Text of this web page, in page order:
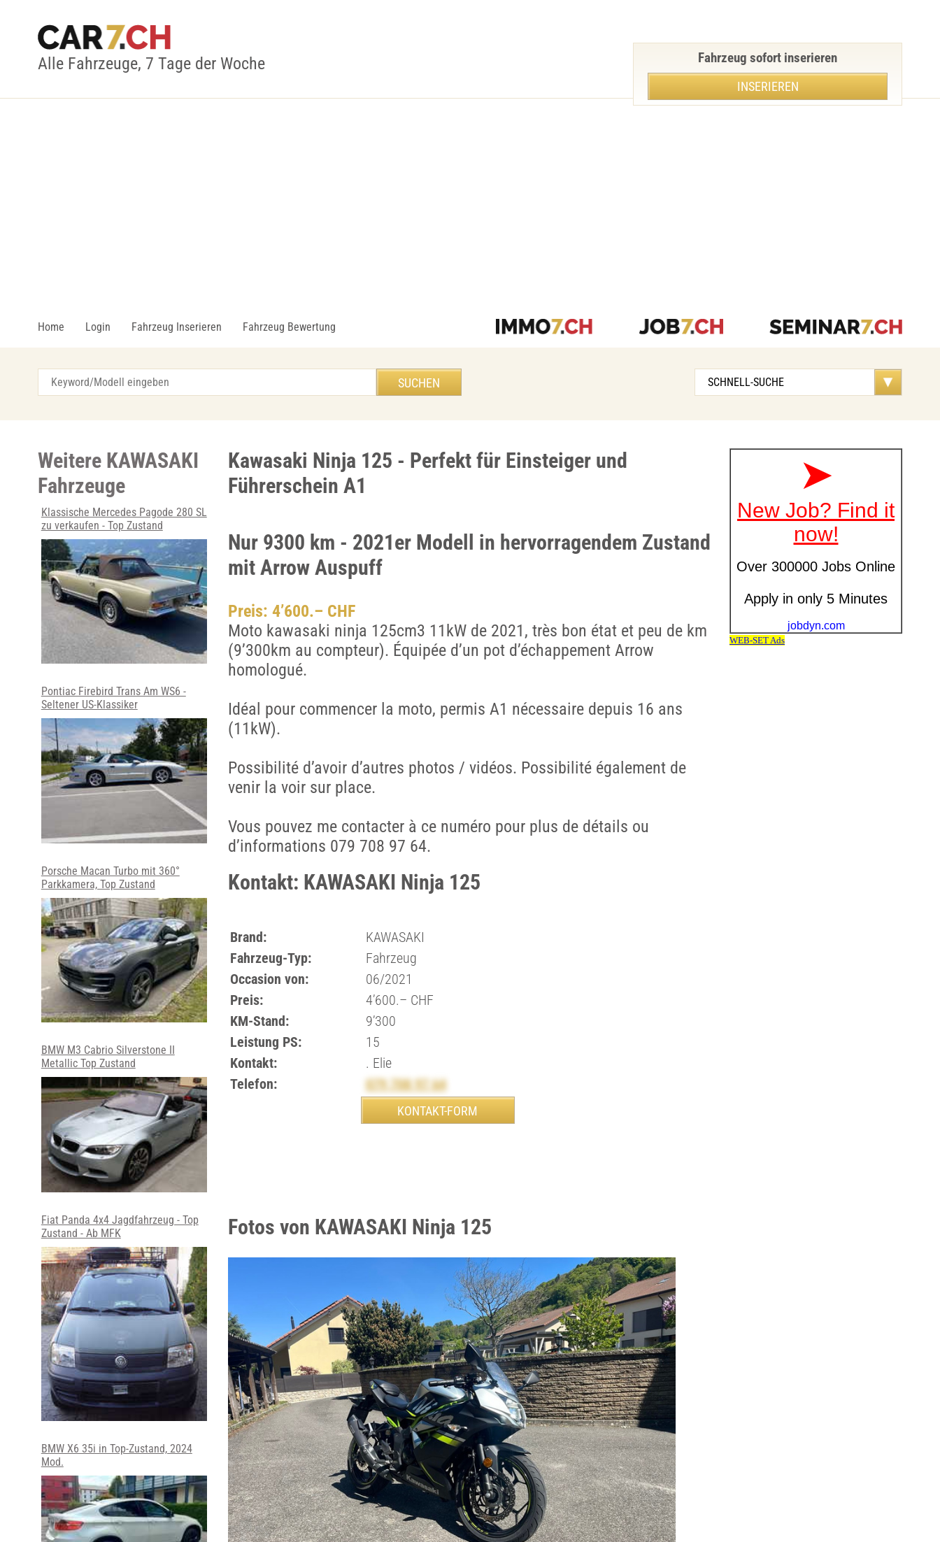
Alle Fahrzeuge, 7 Tage der Woche
Home Login Fahrzeug Inserieren Fahrzeug Bewertung
Fahrzeug sofort inserieren
INSERIEREN
Kawasaki Ninja 125 - Perfekt für Einsteiger und
Führerschein A1
Nur 9300 km - 2021er Modell in hervorragendem Zustand
mit Arrow Auspuff
Preis: 4’600.– CHF
Moto kawasaki ninja 125cm3 11kW de 2021, très bon état et peu de km
(9’300km au compteur). Équipée d’un pot d’échappement Arrow
homologué.
Idéal pour commencer la moto, permis A1 nécessaire depuis 16 ans
(11kW).
Possibilité d’avoir d’autres photos / vidéos. Possibilité également de
venir la voir sur place.
Vous pouvez me contacter à ce numéro pour plus de détails ou
d’informations 079 708 97 64.
Kontakt: KAWASAKI Ninja 125
Brand:
KAWASAKI
Fahrzeug-Typ:
Fahrzeug
Occasion von:
06/2021
Preis:
4’600.– CHF
KM-Stand:
9’300
Leistung PS:
15
Kontakt:
. Elie
Telefon:
079 708 97 64
Fotos von KAWASAKI Ninja 125
Weitere KAWASAKI
Fahrzeuge
Klassische Mercedes Pagode 280 SL
zu verkaufen - Top Zustand
Pontiac Firebird Trans Am WS6 -
Seltener US-Klassiker
Porsche Macan Turbo mit 360°
Parkkamera, Top Zustand
BMW M3 Cabrio Silverstone II
Metallic Top Zustand
Fiat Panda 4x4 Jagdfahrzeug - Top
Zustand - Ab MFK
BMW X6 35i in Top-Zustand, 2024
Mod.